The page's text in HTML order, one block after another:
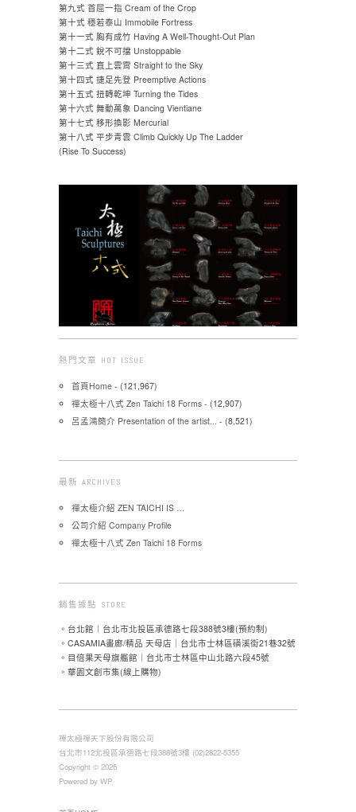
第九式 首屈一指 Cream of the Crop
第十式 穩若泰山 Immobile Fortress
第十一式 胸有成竹 Having A Well-Thought-Out Plan
第十二式 銳不可擋 Unstoppable
第十三式 直上雲霄 Straight to the Sky
第十四式 捷足先登 Preemptive Actions
第十五式 扭轉乾坤 Turning the Tides
第十六式 舞動萬象 Dancing Vientiane
第十七式 移形換影 Mercurial
第十八式 平步青雲 Climb Quickly Up The Ladder
(Rise To Success)
熱門文章 HOT ISSUE
首頁Home - (121,967)
禪太極十八式 Zen Taichi 18 Forms - (12,907)
呂孟鴻簡介 Presentation of the artist... - (8,521)
最新 ARCHIVES
禪太極介紹 ZEN TAICHI IS …
公司介紹 Company Profile
禪太極十八式 Zen Taichi 18 Forms
銷售據點 STORE
。台北館｜台北市北投區承德路七段388號3樓(預約制)
。CASAMIA畫廊/精品 天母店｜台北市士林區磺溪街21巷32號
。目倍果天母旗艦館｜台北市士林區中山北路六段45號
。華園文創市集(線上購物)
禪太極禪天下股份有限公司
台北市112北投區承德路七段388號3樓 (02)2822-5355
Copyright © 2026
Powered by WP